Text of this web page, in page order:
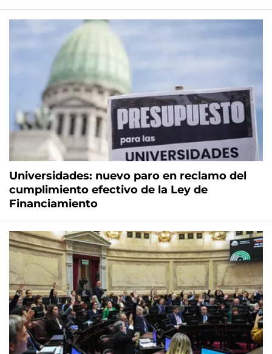
Universidades: nuevo paro en reclamo del
cumplimiento efectivo de la Ley de
Financiamiento